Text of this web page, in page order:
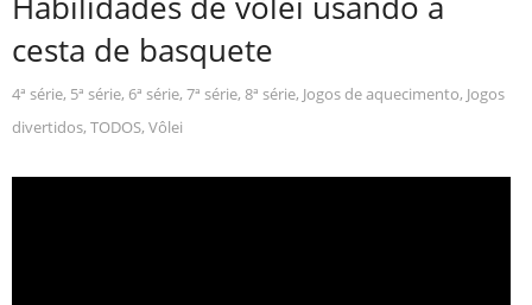
cesta de basquete
4ª série, 5ª série, 6ª série, 7ª série, 8ª série, Jogos de aquecimento, Jogos
divertidos, TODOS, Vôlei